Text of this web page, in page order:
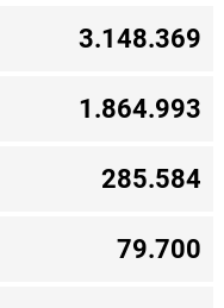
3.148.369
1.864.993
285.584
79.700